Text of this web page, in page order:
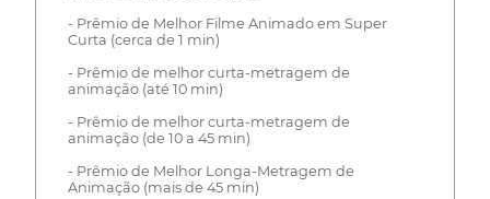
- Prêmio de Melhor Filme Animado em Super
Curta (cerca de 1 min)
- Prêmio de melhor curta-metragem de
animação (até 10 min)
- Prêmio de melhor curta-metragem de
animação (de 10 a 45 min)
- Prêmio de Melhor Longa-Metragem de
Animação (mais de 45 min)